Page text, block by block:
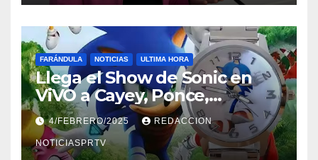
FARÁNDULA NOTICIAS ULTIMA HORA
Llega el Show de Sonic en
ViVO a Cayey, Ponce,
Barceloneta y Humacao,
Relojes gratis para el que
compre ahora….
4/FEBRERO/2025 REDACCION
NOTICIASPRTV